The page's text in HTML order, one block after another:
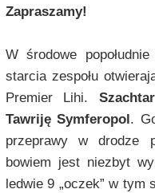
Zapraszamy!
W środowe
starcia zespołu
Premier Lihi.
Tawriję Symferopol .
przeprawy w drodze
bowiem jest niezbyt
ledwie 9 „oczek” w tym